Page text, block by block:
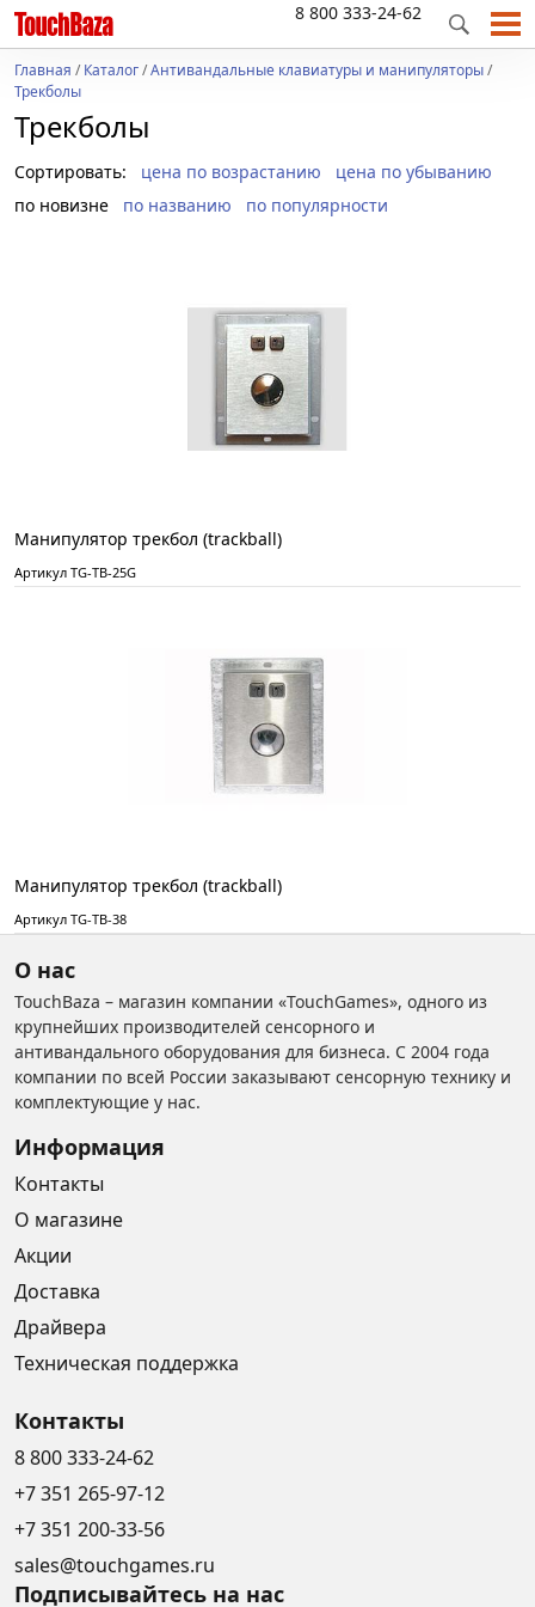
8 800 333-24-62
Главная /Каталог/Антивандальные клавиатуры и манипуляторы/
Трекболы
Трекболы
Сортировать: цена по возрастанию
цена по убыванию
по новизне
по названию по популярности
Манипулятор трекбол (trackball)
Артикул TG-TB-25G
Манипулятор трекбол (trackball)
Артикул TG-TB-38
О нас
TouchBaza – магазин компании «TouchGames», одного из
крупнейших производителей сенсорного и
антивандального оборудования для бизнеса. С 2004 года
компании по всей России заказывают сенсорную технику и
комплектующие у нас.
Информация
Контакты
О магазине
Акции
Доставка
Драйвера
Техническая поддержка
Контакты
8 800 333-24-62
+7 351 265-97-12
+7 351 200-33-56
sales@touchgames.ru
Подписывайтесь на нас